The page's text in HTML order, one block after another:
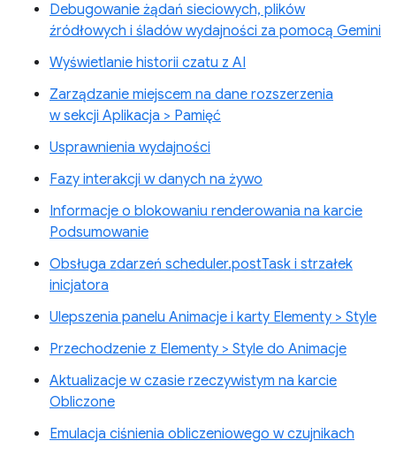
Debugowanie żądań sieciowych, plików
źródłowych i śladów wydajności za pomocą Gemini
Wyświetlanie historii czatu z AI
Zarządzanie miejscem na dane rozszerzenia
w sekcji Aplikacja > Pamięć
Usprawnienia wydajności
Fazy interakcji w danych na żywo
Informacje o blokowaniu renderowania na karcie
Podsumowanie
Obsługa zdarzeń scheduler.postTask i strzałek
inicjatora
Ulepszenia panelu Animacje i karty Elementy > Style
Przechodzenie z Elementy > Style do Animacje
Aktualizacje w czasie rzeczywistym na karcie
Obliczone
Emulacja ciśnienia obliczeniowego w czujnikach